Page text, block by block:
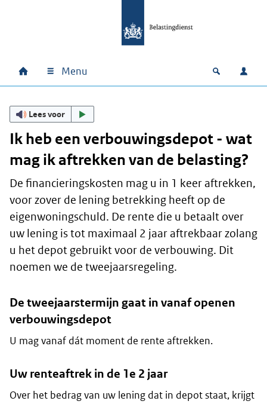
Hoofdnavigatie
Home Menu Open
Lees voor
Ik heb een verbouwingsdepot - wat
mag ik aftrekken van de belasting?
De financieringskosten mag u in 1 keer aftrekken,
voor zover de lening betrekking heeft op de
eigenwoningschuld. De rente die u betaalt over
uw lening is tot maximaal 2 jaar aftrekbaar zolang
u het depot gebruikt voor de verbouwing. Dit
noemen we de tweejaarsregeling.
De tweejaarstermijn gaat in vanaf openen
verbouwingsdepot
U mag vanaf dát moment de rente aftrekken.
Uw renteaftrek in de 1e 2 jaar
Over het bedrag van uw lening dat in depot staat, krijgt